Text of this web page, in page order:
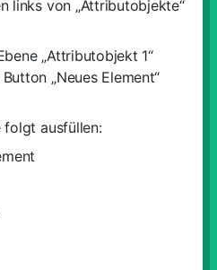
links von „Attributobjekte“
„Attributobjekt 1“
„Neues Element“
folgt ausfüllen: